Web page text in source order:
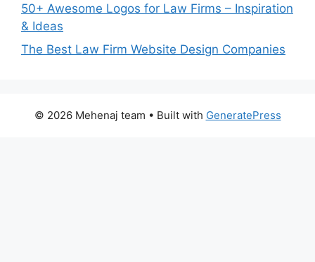
50+ Awesome Logos for Law Firms – Inspiration
& Ideas
The Best Law Firm Website Design Companies
© 2026 Mehenaj team • Built with GeneratePress